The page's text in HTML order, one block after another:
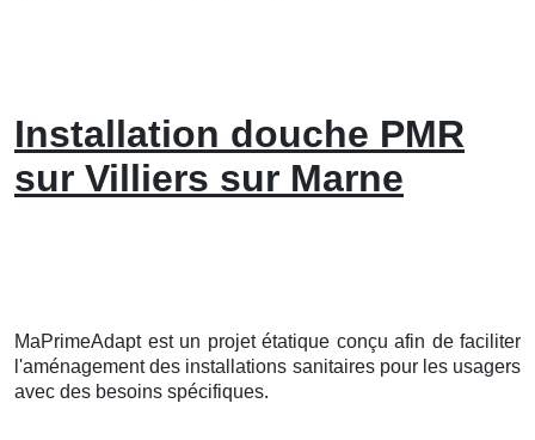
Installation douche PMR
sur Villiers sur Marne
MaPrimeAdapt est un projet étatique conçu afin de faciliter
l'aménagement des installations sanitaires pour les usagers
avec des besoins spécifiques.